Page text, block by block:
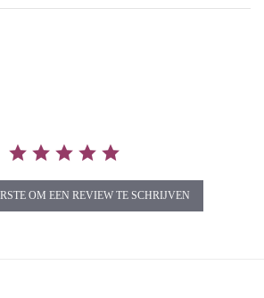
OM EEN REVIEW TE SCHRIJVEN